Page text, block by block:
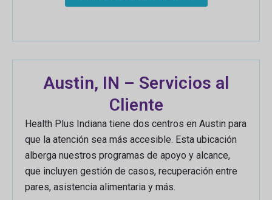
Austin, IN – Servicios al
Cliente
Health Plus Indiana tiene dos centros en Austin para
que la atención sea más accesible. Esta ubicación
alberga nuestros programas de apoyo y alcance,
que incluyen gestión de casos, recuperación entre
pares, asistencia alimentaria y más.